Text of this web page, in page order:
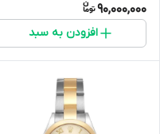
90,000,000
افزودن به سبد